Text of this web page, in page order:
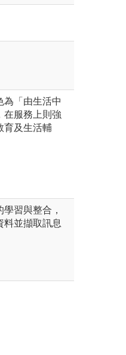
為「由生活中
在服務上則強
育及生活輔
習與整合，
料並擷取訊息